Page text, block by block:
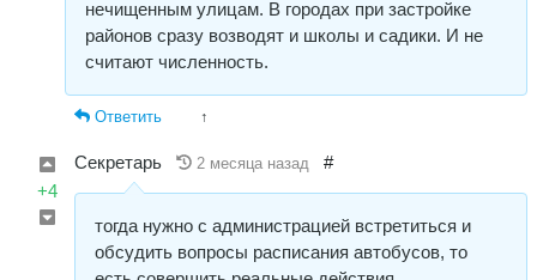
нечищенным улицам. В городах при застройке
районов сразу возводят и школы и садики. И не
считают численность.
Ответить ↑
+4
Секретарь 2 месяца назад #
тогда нужно с администрацией встретиться и
обсудить вопросы расписания автобусов, то